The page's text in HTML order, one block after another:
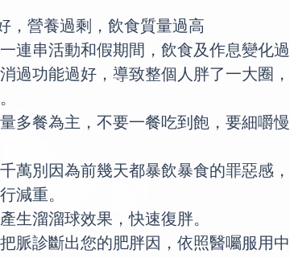
，營養過剩，飲食質量過高
連串活動和假期間，飲食及作息變化過
過功能過好，導致整個人胖了一大圈，
多餐為主，不要一餐吃到飽，要細嚼慢
萬別因為前幾天都暴飲暴食的罪惡感，
減重。
生溜溜球效果，快速復胖。
脈診斷出您的肥胖因，依照醫囑服用中